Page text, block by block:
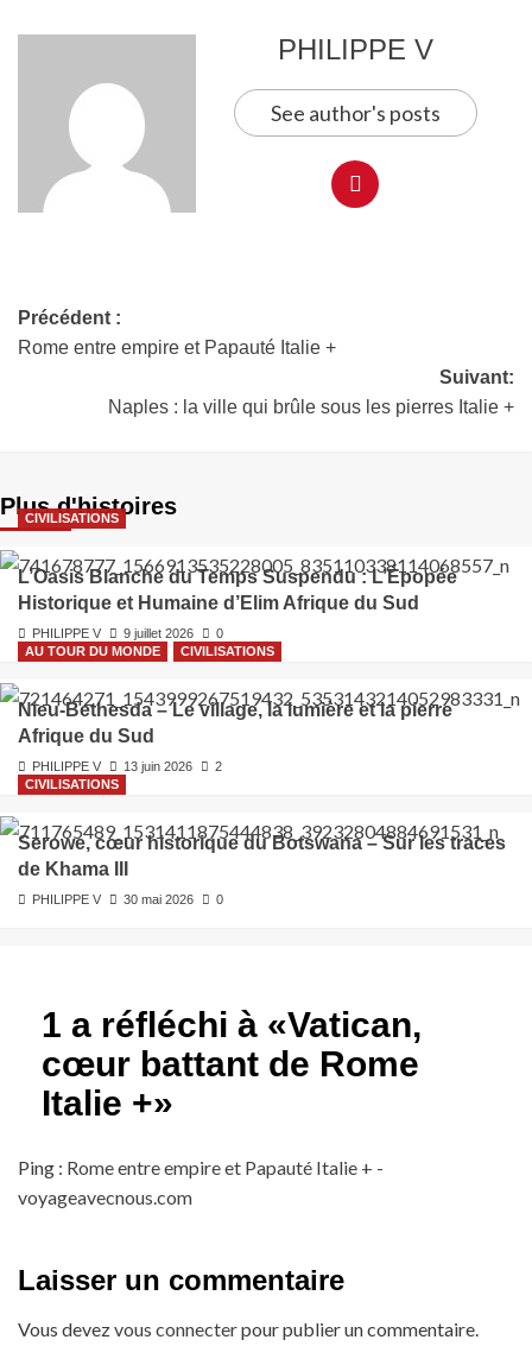
PHILIPPE V
See author's posts
Précédent :
Rome entre empire et Papauté Italie +
Suivant:
Naples : la ville qui brûle sous les pierres Italie +
Plus d'histoires
CIVILISATIONS
L’Oasis Blanche du Temps Suspendu : L’Épopée
Historique et Humaine d’Elim Afrique du Sud
PHILIPPE V 9 juillet 2026
0
AU TOUR DU MONDE
CIVILISATIONS
Nieu‑Bethesda – Le village, la lumière et la pierre
Afrique du Sud
PHILIPPE V 13 juin 2026
2
CIVILISATIONS
Serowe, cœur historique du Botswana – Sur les traces
de Khama III
PHILIPPE V 30 mai 2026 0
1 a réfléchi à «Vatican,
cœur battant de Rome
Italie +»
Ping : Rome entre empire et Papauté Italie + -
voyageavecnous.com
Laisser un commentaire
Vous devezvous connecterpour publier un commentaire.